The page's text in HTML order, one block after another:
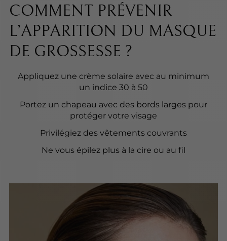
COMMENT PRÉVENIR
L’APPARITION DU MASQUE
DE GROSSESSE ?
Appliquez une crème solaire avec au minimum
un indice 30 à 50
Portez un chapeau avec des bords larges pour
protéger votre visage
Privilégiez des vêtements couvrants
Ne vous épilez plus à la cire ou au fil